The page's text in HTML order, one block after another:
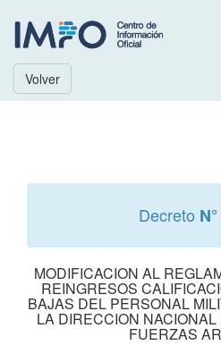
Volver
Decreto
MODIFICACION AL
REINGRESOS
BAJAS DEL PERSONAL
LA DIRECCION
FUERZAS